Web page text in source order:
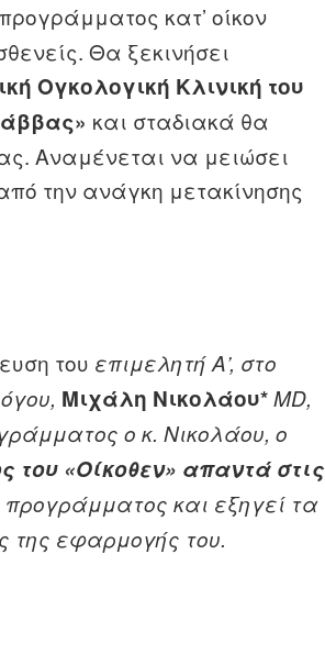
κατ’ οίκον
Θα ξεκινήσει
Ογκολογική Κλινική του
και σταδιακά θα
Αναμένεται να μειώσει
την ανάγκη μετακίνησης
του επιμελητή Α’, στο
Μιχάλη Νικολάου* MD,
ο κ. Νικολάου, ο
του «Οίκοθεν» απαντά στις
προγράμματος και εξηγεί τα
της εφαρμογής του.